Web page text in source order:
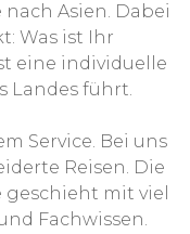
Asien. Dabei
Was ist Ihr
eine individuelle
Landes führt.
Service. Bei uns
Reisen. Die
mit viel
Fachwissen.